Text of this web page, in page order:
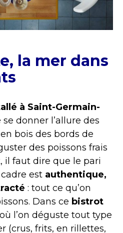
la mer dans
à Saint-Germain-
donner l’allure des
bois des bords de
des poissons frais
il faut dire que le pari
est authentique,
: tout ce qu’on
Dans ce bistrot
où l’on déguste tout type
(crus, frits, en rillettes,